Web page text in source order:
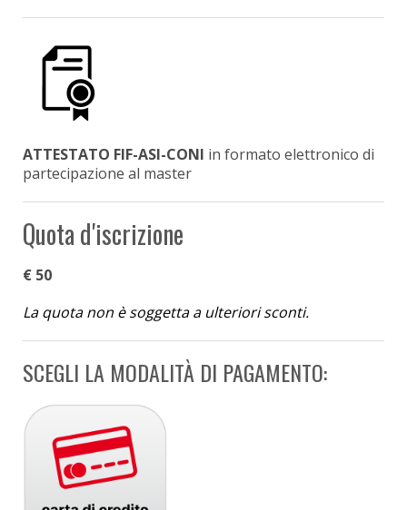
ATTESTATO FIF-ASI-CONI in formato elettronico di
partecipazione al master
Quota d'iscrizione
€ 50
La quota non è soggetta a ulteriori sconti.
SCEGLI LA MODALITÀ DI PAGAMENTO: